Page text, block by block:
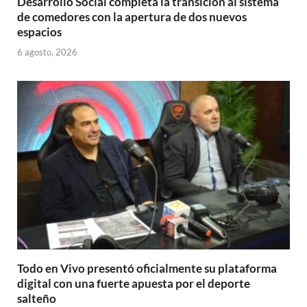
de comedores con la apertura de dos nuevos
espacios
6 agosto, 2026
Todo en Vivo presentó oficialmente su plataforma
digital con una fuerte apuesta por el deporte
salteño